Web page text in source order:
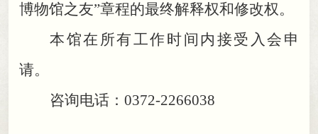
博物馆之友”章程的最终解释权和修改权。
本馆在所有工作时间内接受入会申
请。
咨询电话：0372-2266038